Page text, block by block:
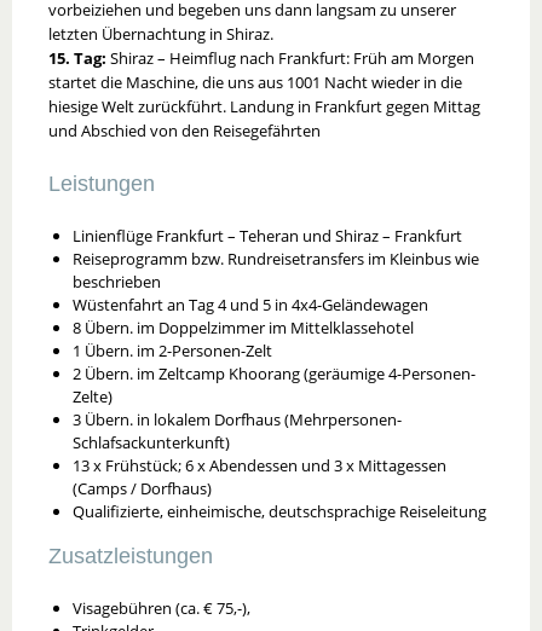
vorbeiziehen und begeben uns dann langsam zu unserer
letzten Übernachtung in Shiraz.
15. Tag: Shiraz – Heimflug nach Frankfurt: Früh am Morgen
startet die Maschine, die uns aus 1001 Nacht wieder in die
hiesige Welt zurückführt. Landung in Frankfurt gegen Mittag
und Abschied von den Reisegefährten
Leistungen
Linienflüge Frankfurt – Teheran und Shiraz – Frankfurt
Reiseprogramm bzw. Rundreisetransfers im Kleinbus wie
beschrieben
Wüstenfahrt an Tag 4 und 5 in 4x4-Geländewagen
8 Übern. im Doppelzimmer im Mittelklassehotel
1 Übern. im 2-Personen-Zelt
2 Übern. im Zeltcamp Khoorang (geräumige 4-Personen-
Zelte)
3 Übern. in lokalem Dorfhaus (Mehrpersonen-
Schlafsackunterkunft)
13 x Frühstück; 6 x Abendessen und 3 x Mittagessen
(Camps / Dorfhaus)
Qualifizierte, einheimische, deutschsprachige Reiseleitung
Zusatzleistungen
Visagebühren (ca. € 75,-),